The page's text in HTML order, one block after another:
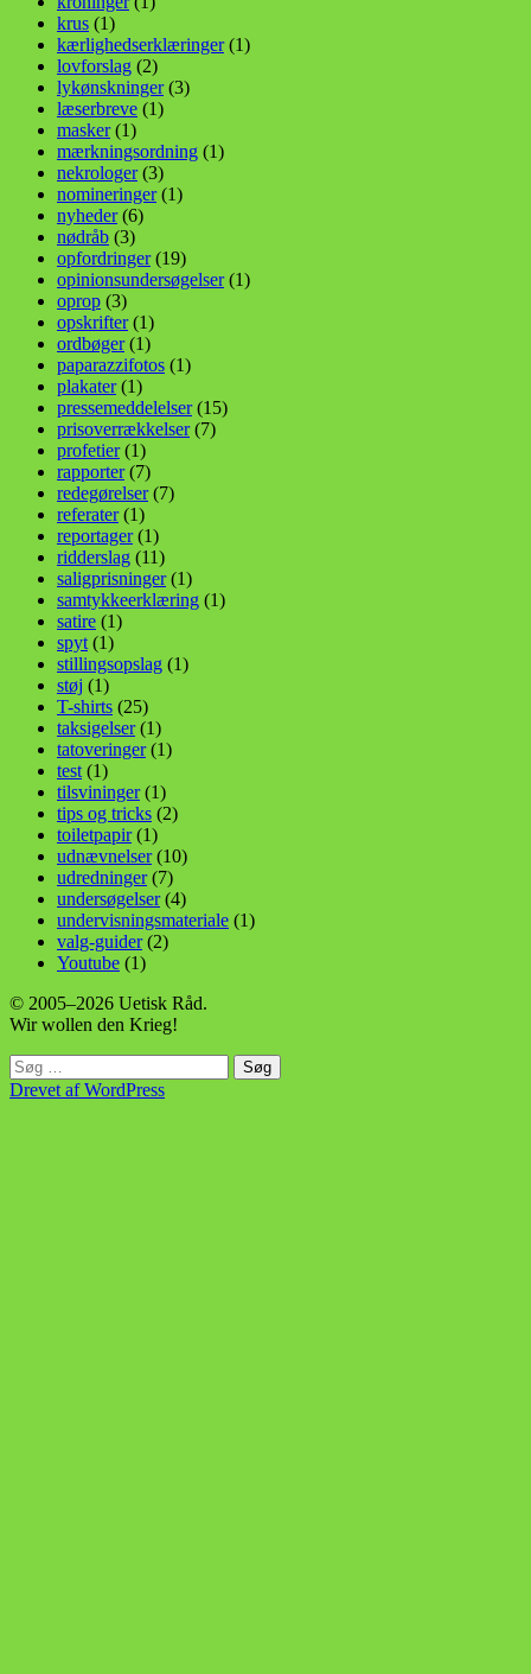
krus (1)
kærlighedserklæringer(1)
lovforslag (2)
lykønskninger(3)
læserbreve (1)
masker(1)
mærkningsordning (1)
nekrologer(3)
nomineringer(1)
nyheder(6)
nødråb (3)
opfordringer(19)
opinionsundersøgelser(1)
oprop (3)
opskrifter(1)
ordbøger(1)
paparazzifotos (1)
plakater(1)
pressemeddelelser(15)
prisoverrækkelser(7)
profetier(1)
rapporter(7)
redegørelser(7)
referater(1)
reportager(1)
ridderslag (11)
saligprisninger(1)
samtykkeerklæring (1)
satire (1)
spyt (1)
stillingsopslag (1)
støj (1)
T-shirts (25)
taksigelser(1)
tatoveringer(1)
test (1)
tilsvininger(1)
tips og tricks (2)
toiletpapir(1)
udnævnelser(10)
udredninger(7)
undersøgelser(4)
undervisningsmateriale (1)
valg-guider(2)
Youtube (1)
© 2005–2026 Uetisk Råd.
Wir wollen den Krieg!
Søg
efter:
Drevet af WordPress